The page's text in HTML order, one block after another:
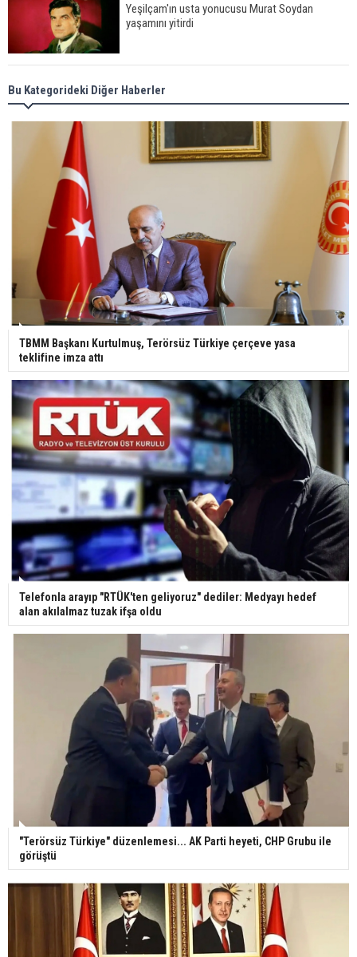
Yeşilçam'ın usta yonucusu Murat Soydan
yaşamını yitirdi
Meral Akşener ile Müsavat Dervişoğlu cenazede
görüntülendi
29 Mayıs okullar tatil mi?
Bilim kurgu gerçekleşiyor... Dondurulmuş
insanları hayata döndürecek keşif
Ünlü türkücü Mahmut Tuncer estetik operasyon
geçirdi: Son hali gündem oldu
Yerli turist 229,7 milyar lira seyahat harcaması
yaptı
Gazze'deki Sağlık Bakanlığı duyurdu: Vahşetin
pençesinde 2 salgın vaka tespit edildi
Bu Kategorideki Diğer Haberler
TBMM Başkanı Kurtulmuş, Terörsüz Türkiye çerçeve yasa
teklifine imza attı
Telefonla arayıp "RTÜK'ten geliyoruz" dediler: Medyayı hedef
alan akılalmaz tuzak ifşa oldu
"Terörsüz Türkiye" düzenlemesi... AK Parti heyeti, CHP Grubu ile
görüştü